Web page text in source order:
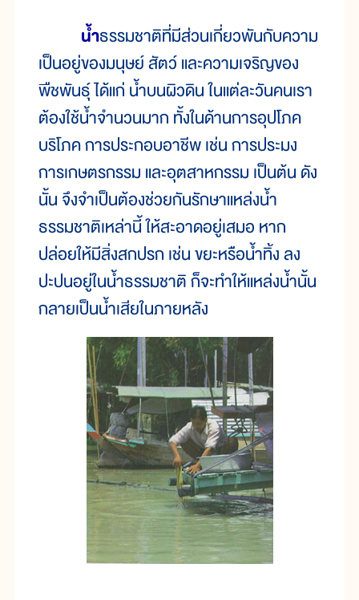
น้ำธรรมชาติที่มีส่วนเกี่ยวพันกับความ
เป็นอยู่ของมนุษย์ สัตว์ และความเจริญของ
พืชพันธุ์ ได้แก่ น้ำบนผิวดิน ในแต่ละวันคนเรา
ต้องใช้น้ำจำนวนมาก ทั้งในด้านการอุปโภค
บริโภค การประกอบอาชีพ เช่น การประมง
การเกษตรกรรม และอุตสาหกรรม เป็นต้น ดัง
นั้น จึงจำเป็นต้องช่วยกันรักษาแหล่งน้ำ
ธรรมชาติเหล่านี้ ให้สะอาดอยู่เสมอ หาก
ปล่อยให้มีสิ่งสกปรก เช่น ขยะหรือน้ำทิ้ง ลง
ปะปนอยู่ในน้ำธรรมชาติ ก็จะทำให้แหล่งน้ำนั้น
กลายเป็นน้ำเสียในภายหลัง